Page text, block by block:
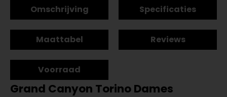
Omschrijving Specificaties
Maattabel Reviews
Voorraad
Grand Canyon Torino Dames